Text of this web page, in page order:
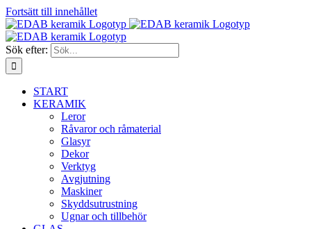
Fortsätt till innehållet
Sök efter:
START
KERAMIK
Leror
Råvaror och råmaterial
Glasyr
Dekor
Verktyg
Avgjutning
Maskiner
Skyddsutrustning
Ugnar och tillbehör